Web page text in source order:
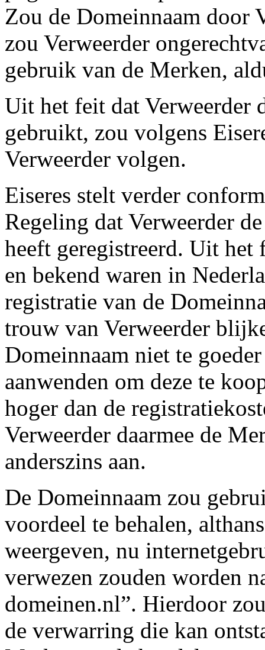
Zou de Domeinnaam door
zou Verweerder
gebruik van de Merken,
Uit het feit dat Verweerder
gebruikt, zou volgens
Verweerder volgen.
Eiseres stelt verder
Regeling dat Verweerder
heeft geregistreerd. Uit het
en bekend waren in
registratie van de
trouw van Verweerder
Domeinnaam niet te
aanwenden om deze te
hoger dan de
Verweerder daarmee de
anderszins aan.
De Domeinnaam zou
voordeel te behalen,
weergeven, nu
verwezen zouden worden
domeinen.nl”. Hierdoor
de verwarring die kan